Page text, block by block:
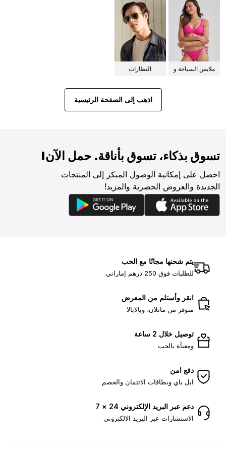
ملابس السباحة و
النظارات
اذهب إلى الصفحة الرئيسية
تسوق بذكاء، تسوق بأناقة. حمل الآن!
احصل على إمكانية الوصول المبكر إلى المنتجات
الجديدة والعروض الحصرية والمزيد!
يتم شحنها مجانًا مع الحب
للطلبات فوق 250 درهم إماراتي
انقر وأستلم من المعرض
متوفر من ماتلان، وبالابالا
توصيل خلال 2 ساعة
ومعبأة بالحب
دفع امن
ابل باي وبطاقات الائتمان والخصم
دعم عبر البريد الإلكتروني 24 × 7
الاستشارات عبر البريد الالكتروني